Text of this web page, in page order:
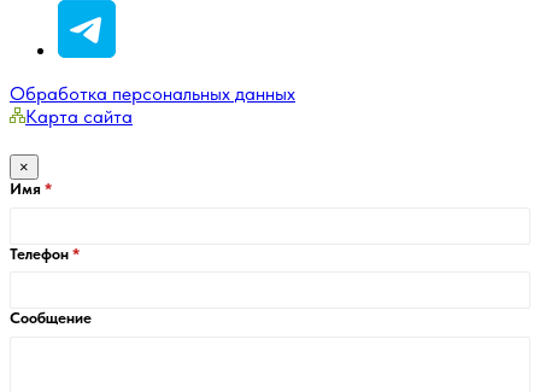
Обработка персональных данных
Карта сайта
×
Имя
Телефон
Сообщение